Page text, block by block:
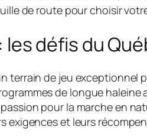
de route pour choisir
les défis du
terrain de jeu exceptionnel
de longue
pour la marche en
exigences et leurs